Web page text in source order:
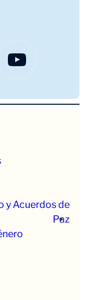
YouTube
y Acuerdos de
Paz